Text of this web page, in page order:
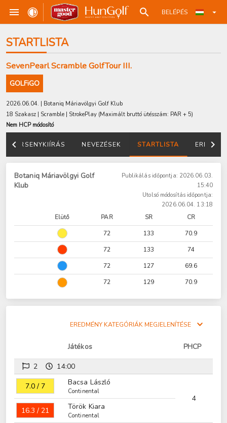
BELÉPÉS
STARTLISTA
SevenPearl Scramble GolfTour III.
GOLFiGO
2026.06.04. | Botaniq Máriavölgyi Golf Klub
18 Szakasz | Scramble | StrokePlay (Maximált bruttó ütésszám: PAR + 5)
Nem HCP módosító
VERSENYKIÍRÁS NEVEZÉSEK STARTLISTA
Botaniq Máriavölgyi Golf
Klub
Publikálás időpontja: 2026.06.03.
15:40
Utolsó módosítás időpontja:
2026.06.04. 13:18
Elütő PAR SR
CR
72
133
70.9
72
133
74
72
127
69.6
72
129 70.9
EREDMÉNY KATEGÓRIÁK MEGJELENÍTÉSE
Játékos PHCP
2 14:00
7.0 / 7 Bacsa László
Continental
4
16.3 / 21
Török Kiara
Continental